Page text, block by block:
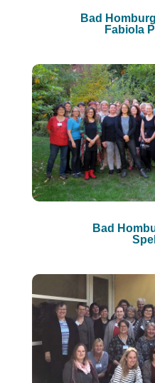
Bad
Fabiola
Bad